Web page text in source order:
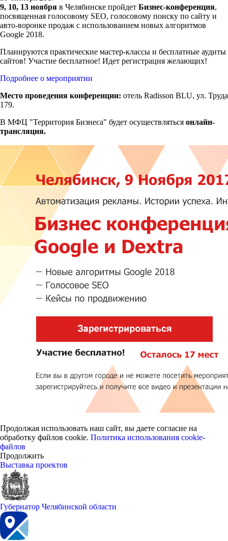
9, 10, 13 ноября в Челябинске пройдет Бизнес-конференция,
посвященная голосовому SEO, голосовому поиску по сайту и
авто-воронке продаж с использованием новых алгоритмов
Google 2018.
Планируются практические мастер-классы и бесплатные аудиты
сайтов! Участие бесплатное! Идет регистрация желающих!
Подробнее о мероприятии
Место проведения конференции: отель Radisson BLU, ул. Труда
179.
В МФЦ "Территория Бизнеса" будет осуществляться онлайн-
трансляция.
Продолжая использовать наш сайт, вы даете согласие на
обработку файлов cookie. Политика использования cookie-
файлов
Продолжить
Выставка проектов
Губернатор Челябинской области